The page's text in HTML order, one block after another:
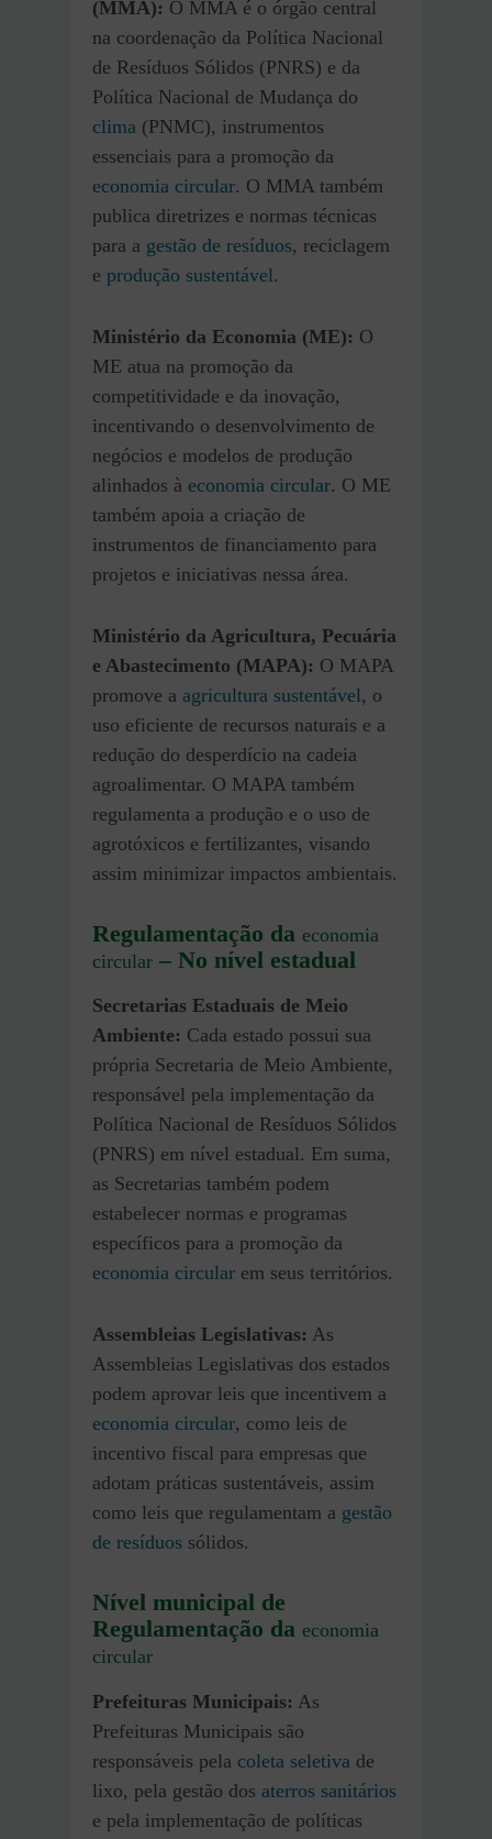
(MMA): O MMA é o órgão central
na coordenação da Política Nacional
de Resíduos Sólidos (PNRS) e da
Política Nacional de Mudança do
clima (PNMC), instrumentos
essenciais para a promoção da
economia circular. O MMA também
publica diretrizes e normas técnicas
para a gestão de resíduos, reciclagem
e produção sustentável.
Ministério da Economia (ME): O
ME atua na promoção da
competitividade e da inovação,
incentivando o desenvolvimento de
negócios e modelos de produção
alinhados à economia circular. O ME
também apoia a criação de
instrumentos de financiamento para
projetos e iniciativas nessa área.
Ministério da Agricultura, Pecuária
e Abastecimento (MAPA): O MAPA
promove a agricultura sustentável, o
uso eficiente de recursos naturais e a
redução do desperdício na cadeia
agroalimentar. O MAPA também
regulamenta a produção e o uso de
agrotóxicos e fertilizantes, visando
assim minimizar impactos ambientais.
Regulamentação da economia
circular – No nível estadual
Secretarias Estaduais de Meio
Ambiente: Cada estado possui sua
própria Secretaria de Meio Ambiente,
responsável pela implementação da
Política Nacional de Resíduos Sólidos
(PNRS) em nível estadual. Em suma,
as Secretarias também podem
estabelecer normas e programas
específicos para a promoção da
economia circular em seus territórios.
Assembleias Legislativas: As
Assembleias Legislativas dos estados
podem aprovar leis que incentivem a
economia circular, como leis de
incentivo fiscal para empresas que
adotam práticas sustentáveis, assim
como leis que regulamentam a gestão
de resíduos sólidos.
Nível municipal de
Regulamentação da economia
circular
Prefeituras Municipais: As
Prefeituras Municipais são
responsáveis pela coleta seletiva de
lixo, pela gestão dos aterros sanitários
e pela implementação de políticas